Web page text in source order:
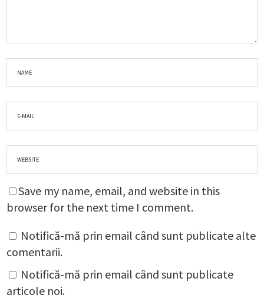
Save my name, email, and website in this
browser for the next time I comment.
Notifică-mă prin email când sunt publicate alte
comentarii.
Notifică-mă prin email când sunt publicate
articole noi.